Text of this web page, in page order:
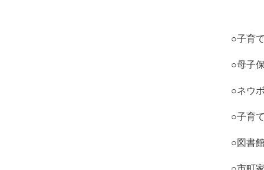
○子育
○母子
○ネウ
○子育
○図書